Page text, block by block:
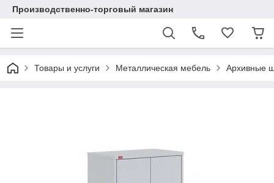
Производственно-торговый магазин
Товары и услуги Металлическая мебель Архивные